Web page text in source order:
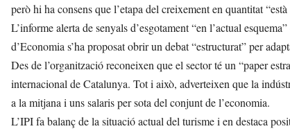
però hi ha consens que l’etapa del creixement en quantitat “està
L’informe alerta de senyals d’esgotament “en l’actual
d’Economia s’ha proposat obrir un debat “estructurat” per
Des de l’organització reconeixen que el sector té un “paper
internacional de Catalunya. Tot i això, adverteixen que la
a la mitjana i uns salaris per sota del conjunt de l’economia.
L’IPI fa balanç de la situació actual del turisme i en destaca